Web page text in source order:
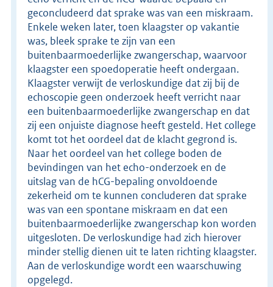
geconcludeerd dat sprake was van een miskraam.
Enkele weken later, toen klaagster op vakantie
was, bleek sprake te zijn van een
buitenbaarmoederlijke zwangerschap, waarvoor
klaagster een spoedoperatie heeft ondergaan.
Klaagster verwijt de verloskundige dat zij bij de
echoscopie geen onderzoek heeft verricht naar
een buitenbaarmoederlijke zwangerschap en dat
zij een onjuiste diagnose heeft gesteld. Het college
komt tot het oordeel dat de klacht gegrond is.
Naar het oordeel van het college boden de
bevindingen van het echo-onderzoek en de
uitslag van de hCG-bepaling onvoldoende
zekerheid om te kunnen concluderen dat sprake
was van een spontane miskraam en dat een
buitenbaarmoederlijke zwangerschap kon worden
uitgesloten. De verloskundige had zich hierover
minder stellig dienen uit te laten richting klaagster.
Aan de verloskundige wordt een waarschuwing
opgelegd.